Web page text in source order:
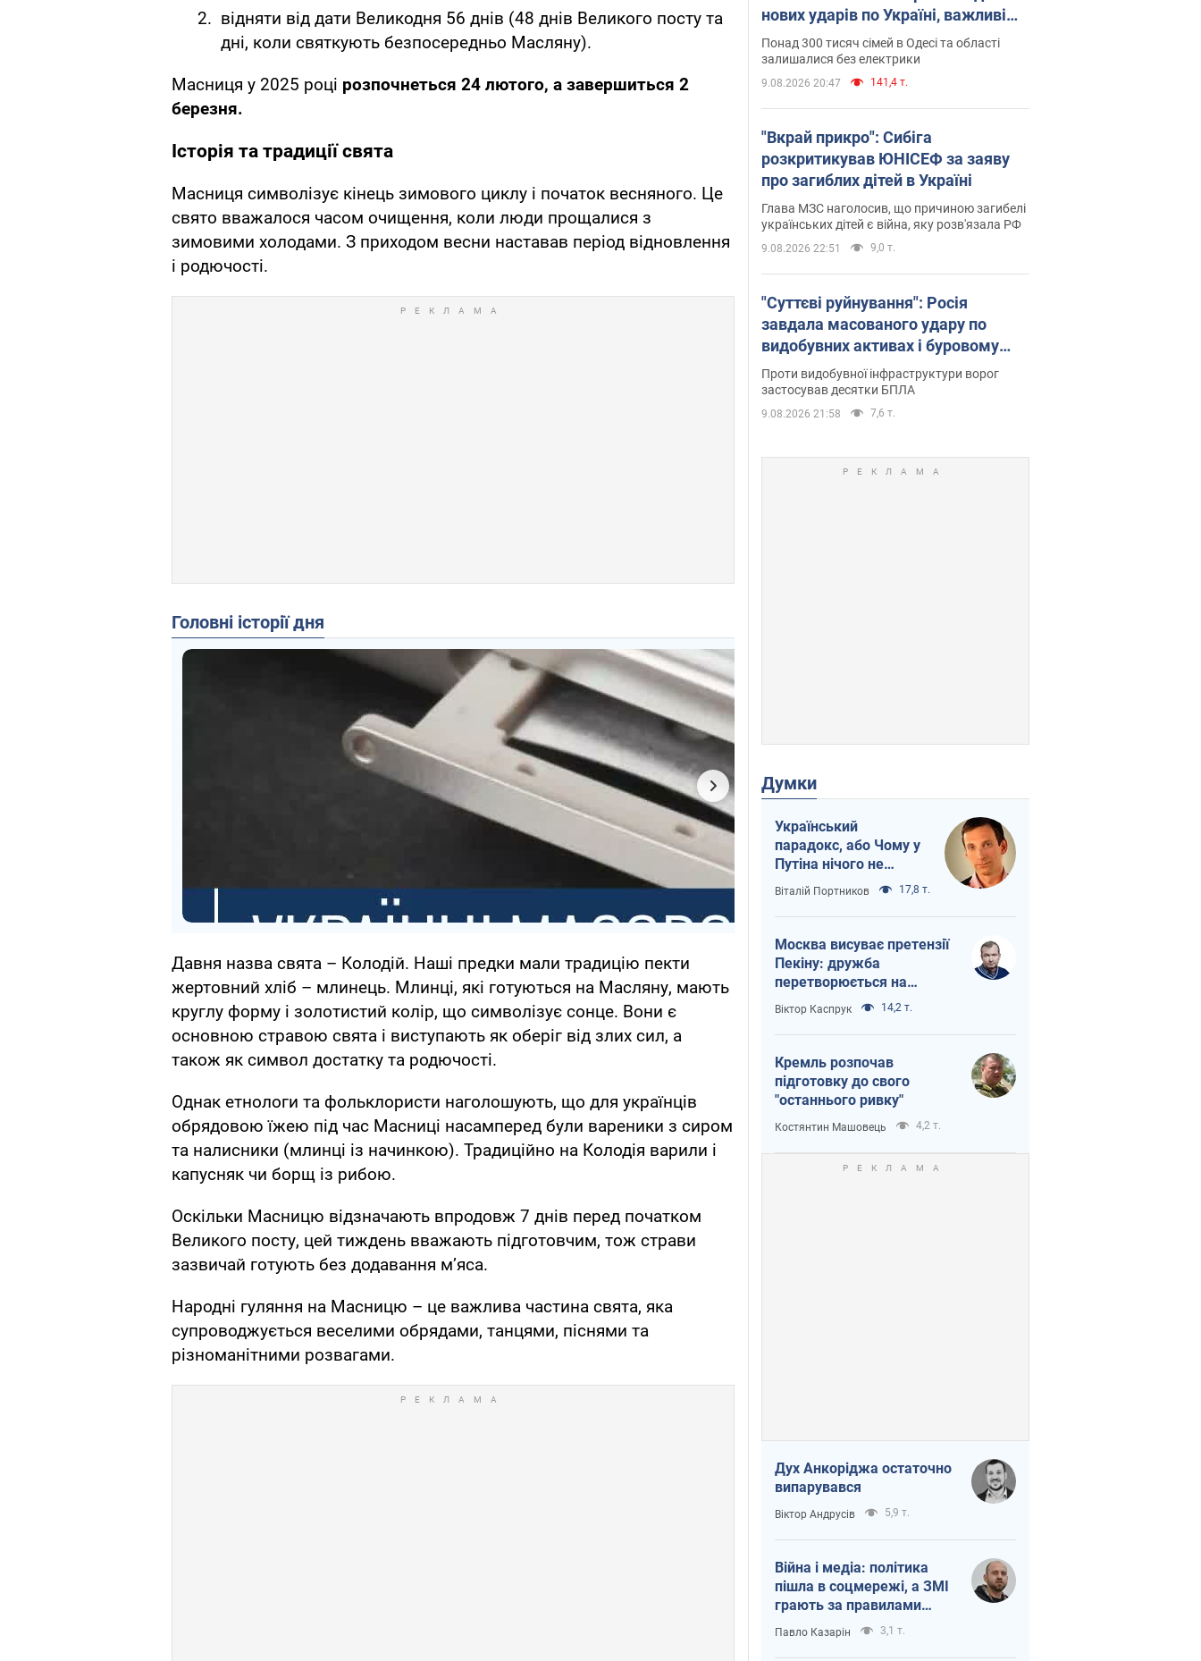
відняти від дати Великодня 56 днів (48 днів Великого посту та
дні, коли святкують безпосередньо Масляну).
Масниця у 2025 році розпочнеться 24 лютого, а завершиться 2
березня.
Історія та традиції свята
Масниця символізує кінець зимового циклу і початок весняного. Це
свято вважалося часом очищення, коли люди прощалися з
зимовими холодами. З приходом весни наставав період відновлення
і родючості.
Головні історії дня
Давня назва свята – Колодій. Наші предки мали традицію пекти
жертовний хліб – млинець. Млинці, які готуються на Масляну, мають
круглу форму і золотистий колір, що символізує сонце. Вони є
основною стравою свята і виступають як оберіг від злих сил, а
також як символ достатку та родючості.
Однак етнологи та фольклористи наголошують, що для українців
обрядовою їжею під час Масниці насамперед були вареники з сиром
та налисники (млинці із начинкою). Традиційно на Колодія варили і
капусняк чи борщ із рибою.
Оскільки Масницю відзначають впродовж 7 днів перед початком
Великого посту, цей тиждень вважають підготовчим, тож страви
зазвичай готують без додавання м’яса.
Народні гуляння на Масницю – це важлива частина свята, яка
супроводжується веселими обрядами, танцями, піснями та
різноманітними розвагами.
нових ударів по Україні, важливі
звіти й атаки по об'єктах ворога.
Відео
Понад 300 тисяч сімей в Одесі та області
залишалися без електрики
9.08.2026 20:47 141,4 т.
"Вкрай прикро": Сибіга
розкритикував ЮНІСЕФ за заяву
про загиблих дітей в Україні
Глава МЗС наголосив, що причиною загибелі
українських дітей є війна, яку розв'язала РФ
9.08.2026 22:51 9,0 т.
"Суттєві руйнування": Росія
завдала масованого удару по
видобувних активах і буровому
майданчику "Укрнафти"
Проти видобувної інфраструктури ворог
застосував десятки БПЛА
9.08.2026 21:58 7,6 т.
Думки
Український
парадокс, або Чому у
Путіна нічого не
вийшло з Україною
Віталій Портников 17,8 т.
Москва висуває претензії
Пекіну: дружба
перетворюється на
залежність Росії від
Китаю
Віктор Каспрук 14,2 т.
Кремль розпочав
підготовку до свого
"останнього ривку"
Костянтин Машовець 4,2 т.
Дух Анкоріджа остаточно
випарувався
Віктор Андрусів 5,9 т.
Війна і медіа: політика
пішла в соцмережі, а ЗМІ
грають за правилами
ютуб
Павло Казарін 3,1 т.